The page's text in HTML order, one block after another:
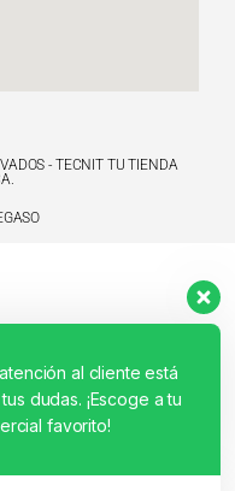
- TECNIT TU TIENDA
al cliente está
dudas. ¡Escoge a tu
favorito!